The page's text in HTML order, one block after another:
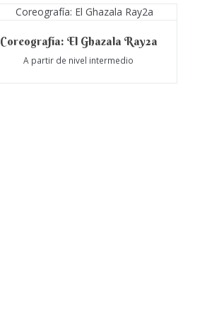
Coreografía: El Ghazala Ray2a
A partir de nivel intermedio